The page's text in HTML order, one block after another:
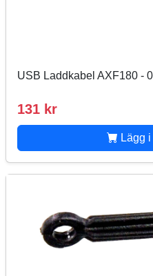
USB Laddkabel AXF180 -
131 kr
Lägg